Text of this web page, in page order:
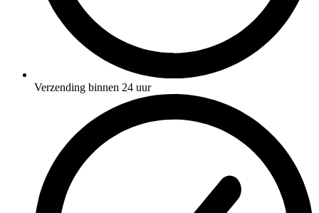
Verzending binnen 24 uur